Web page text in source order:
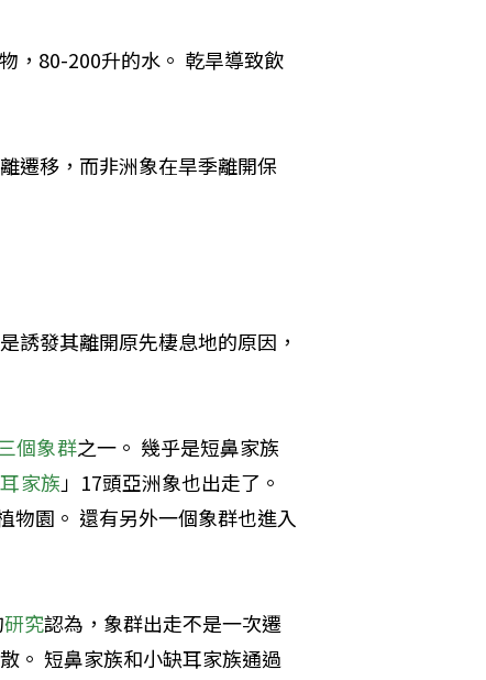
，80-200升的水。 乾旱導致飲
遷移，而非洲象在旱季離開保
誘發其離開原先棲息地的原因，
個象群之一。 幾乎是短鼻家族
家族」17頭亞洲象也出走了。
物園。 還有另外一個象群也進入
研究認為，象群出走不是一次遷
。 短鼻家族和小缺耳家族通過